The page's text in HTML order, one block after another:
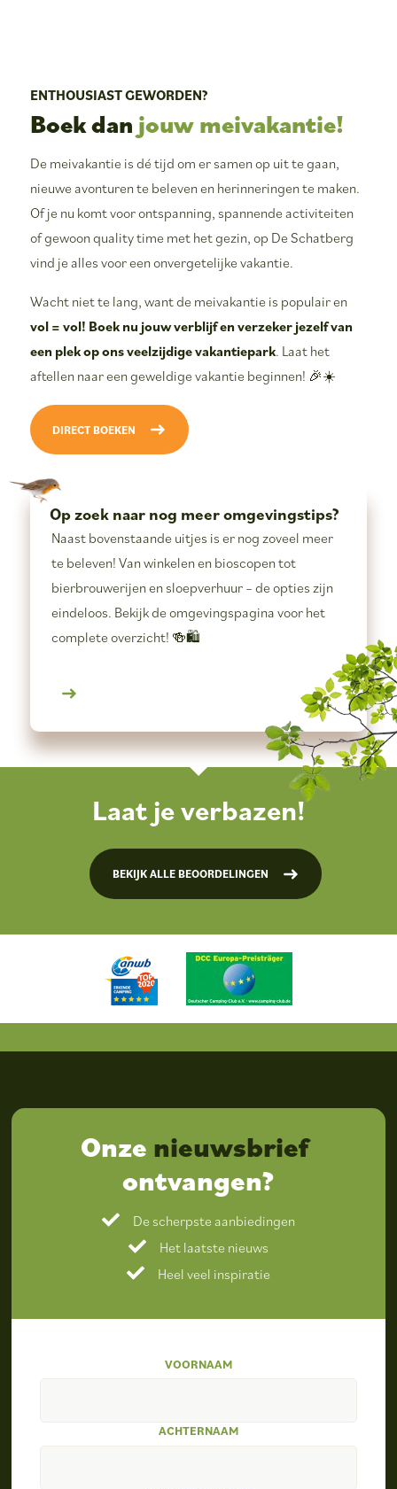
ENTHOUSIAST GEWORDEN?
Boek dan jouw meivakantie!
De meivakantie is dé tijd om er samen op uit te gaan,
nieuwe avonturen te beleven en herinneringen te maken.
Of je nu komt voor ontspanning, spannende activiteiten
of gewoon quality time met het gezin, op De Schatberg
vind je alles voor een onvergetelijke vakantie.
Wacht niet te lang, want de meivakantie is populair en
vol = vol! Boek nu jouw verblijf en verzeker jezelf van
een plek op ons veelzijdige vakantiepark. Laat het
aftellen naar een geweldige vakantie beginnen! 🎉☀️
DIRECT BOEKEN
Op zoek naar nog meer omgevingstips?
Naast bovenstaande uitjes is er nog zoveel meer
te beleven! Van winkelen en bioscopen tot
bierbrouwerijen en sloepverhuur – de opties zijn
eindeloos. Bekijk de omgevingspagina voor het
complete overzicht! 🍻🛍️
Laat je verbazen!
BEKIJK ALLE BEOORDELINGEN
Onze nieuwsbrief
ontvangen?
De scherpste aanbiedingen
Het laatste nieuws
Heel veel inspiratie
VOORNAAM
ACHTERNAAM